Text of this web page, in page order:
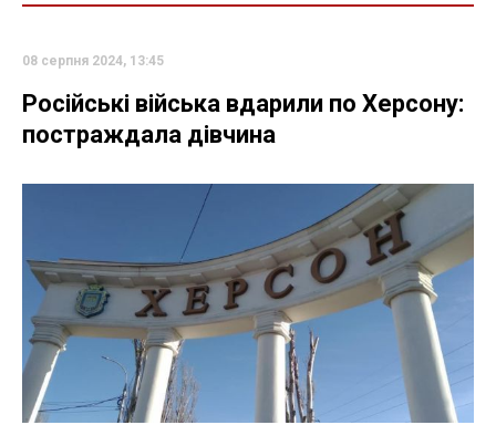
08 серпня 2024, 13:45
Російські війська вдарили по Херсону:
постраждала дівчина